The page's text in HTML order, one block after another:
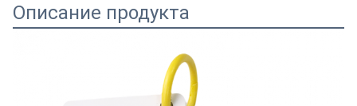
Описание продукта